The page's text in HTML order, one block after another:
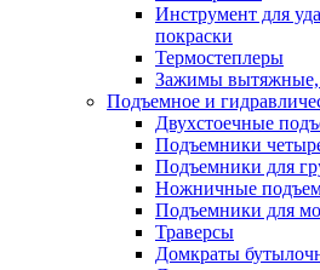
Инструмент для
покраски
Термостеплеры
Зажимы вытяжные,
Подъемное и
Двухстоечные
Подъемники
Подъемники для
Ножничные
Подъемники для
Траверсы
Домкраты